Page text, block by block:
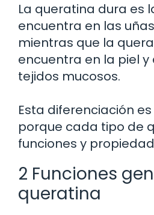
La queratina dura es
encuentra en las
mientras que la
encuentra en la piel y
tejidos mucosos.
Esta diferenciación
porque cada tipo de
funciones y
2 Funciones
queratina